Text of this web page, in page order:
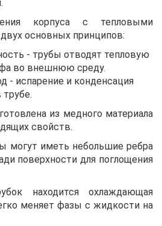
корпуса с тепловыми
основных принципов:
- трубы отводят тепловую
во внешнюю среду.
- испарение и конденсация
трубе.
​​из медного материала
свойств.
могут иметь небольшие ребра
поверхности для поглощения
находится охлаждающая
меняет фазы с жидкости на